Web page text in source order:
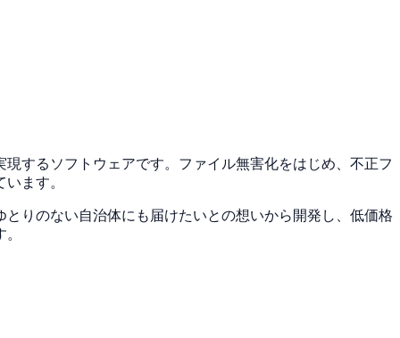
現するソフトウェアです。ファイル無害化をはじめ、不正フ
ます。
りのない自治体にも届けたいとの想いから開発し、低価格